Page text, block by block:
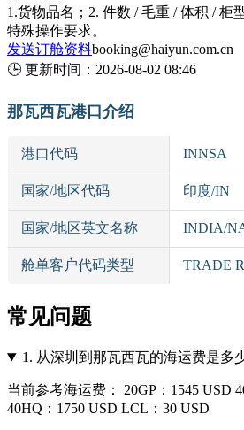
1.货物品名；2. 件数 / 毛重 / 体积 / 柜
特殊操作要求。
发送订舱资料booking@haiyun.com.cn
🕒 更新时间： 2026-08-02 08:46
那瓦西瓦港口介绍
港口代码 INNSA
国家/地区代码 印度/IN
国家/地区英文名称 INDIA/
舱单客户代码类型 TRADE
常见问题
1. 从深圳到那瓦西瓦的海运费是多
当前参考海运费： 20GP：1545 USD
40HQ：1750 USD LCL：30 USD